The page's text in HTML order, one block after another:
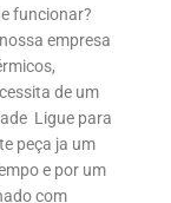
funcionar?
empresa
de um
Ligue para
peça ja um
e por um
com